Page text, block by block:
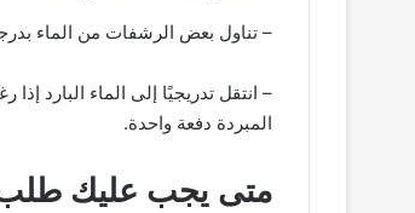
– تناول بعض الرشفات من الماء
– انتقل تدريجيًا إلى الماء البارد
المبردة دفعة واحدة.
متى يجب عليك طلب